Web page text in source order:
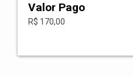
Valor Pago
R$ 170,00